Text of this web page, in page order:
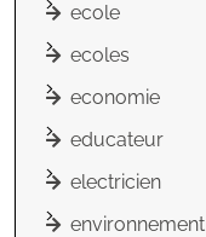
ecole
ecoles
economie
educateur
electricien
environnement